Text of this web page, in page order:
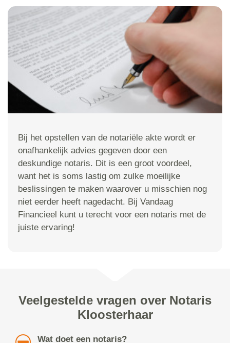
Bij het opstellen van de notariële akte wordt er
onafhankelijk advies gegeven door een
deskundige notaris. Dit is een groot voordeel,
want het is soms lastig om zulke moeilijke
beslissingen te maken waarover u misschien nog
niet eerder heeft nagedacht. Bij Vandaag
Financieel kunt u terecht voor een notaris met de
juiste ervaring!
Veelgestelde vragen over Notaris
Kloosterhaar
Wat doet een notaris?